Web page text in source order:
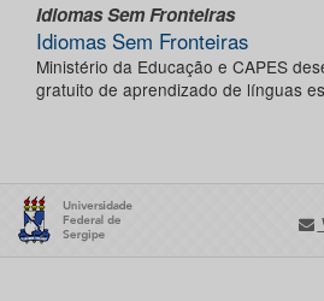
Idiomas Sem Fronteiras
Idiomas Sem Fronteiras
Ministério da Educação e CAPES
gratuito de aprendizado de línguas